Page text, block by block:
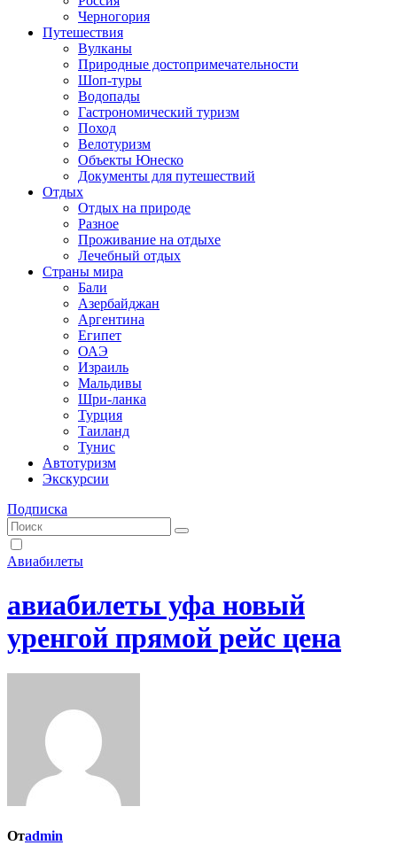
Черногория
Путешествия
Вулканы
Природные достопримечательности
Шоп-туры
Водопады
Гастрономический туризм
Поход
Велотуризм
Объекты Юнеско
Документы для путешествий
Отдых
Отдых на природе
Разное
Проживание на отдыхе
Лечебный отдых
Страны мира
Бали
Азербайджан
Аргентина
Египет
ОАЭ
Израиль
Мальдивы
Шри-ланка
Турция
Таиланд
Тунис
Автотуризм
Экскурсии
Подписка
Авиабилеты
авиабилеты уфа новый
уренгой прямой рейс цена
Отadmin